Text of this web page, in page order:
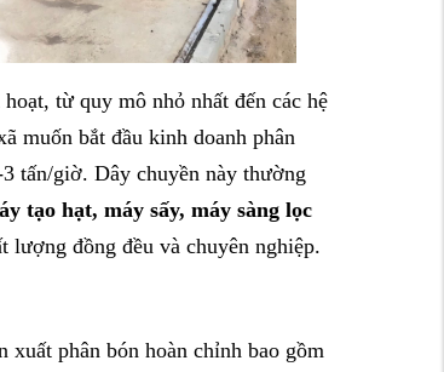
từ quy mô nhỏ nhất đến các hệ
muốn bắt đầu kinh doanh phân
tấn/giờ. Dây chuyền này thường
tạo hạt, máy sấy, máy sàng lọc
lượng đồng đều và chuyên nghiệp.
phân bón hoàn chỉnh bao gồm